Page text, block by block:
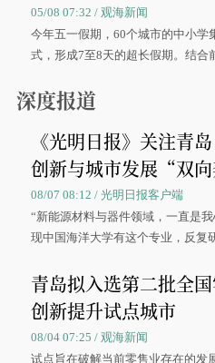
05/08 07:32 / 观海新闻
今年五一假期，60个城市的中小学
式，形成7至8天的超长假期。结合
深度报道
《光明日报》关注青
创新与城市发展“双向
08/07 08:12 / 光明日报客户端
“新能源材料与器件领域，一直是
现中国海洋大学有这个专业，反复
大学材料科学与工程学院材料类专
青岛拟入选第二批全
创新提升试点城市
08/04 07:25 / 观海新闻
试点旨在破解当前零售业存在的发